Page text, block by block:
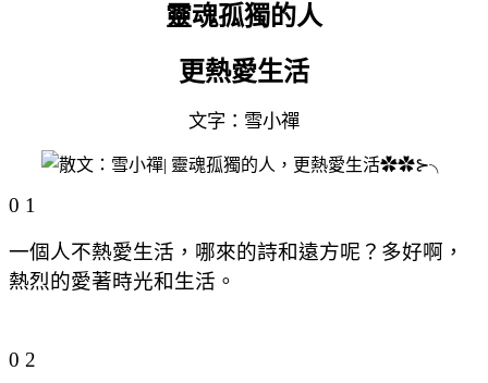
靈魂孤獨的人
更熱愛生活
文字：雪小禪
0 1
一個人不熱愛生活，哪來的詩和遠方呢？多好啊，
熱烈的愛著時光和生活。
0 2